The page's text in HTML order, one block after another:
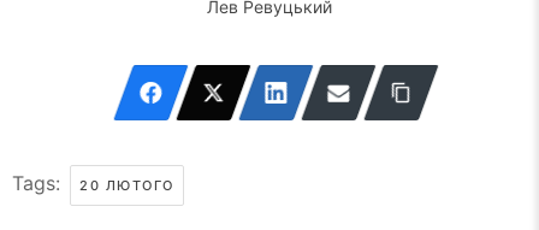
Лев Ревуцький
Tags: 20 ЛЮТОГО